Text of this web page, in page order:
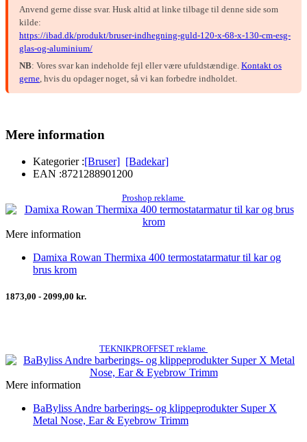
Anvend gerne disse svar. Husk altid at linke tilbage til denne side som
kilde:
https://ibad.dk/produkt/bruser-indhegning-guld-120-x-68-x-130-cm-esg-
glas-og-aluminium/
NB: Vores svar kan indeholde fejl eller være ufuldstændige. Kontakt os
gerne, hvis du opdager noget, så vi kan forbedre indholdet.
Mere information
Kategorier :[Bruser] [Badekar]
EAN :8721288901200
Proshop reklame
Mere information
Damixa Rowan Thermixa 400 termostatarmatur til kar og
brus krom
1873,00 - 2099,00 kr.
TEKNIKPROFFSET reklame
Mere information
BaByliss Andre barberings- og klippeprodukter Super X
Metal Nose, Ear & Eyebrow Trimm